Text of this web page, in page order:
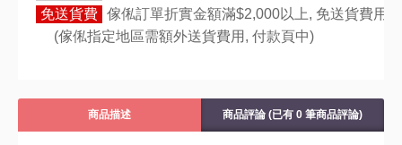
免送貨費 傢俬訂單折實金額滿$2,000以上, 免送貨費用,
(傢俬指定地區需額外送貨費用, 付款頁中)
商品描述 商品評論 (已有 0 筆商品評論)